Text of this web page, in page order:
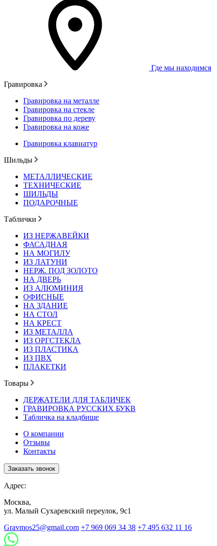
Где мы находимся
Гравировка
Гравировка на металле
Гравировка на стекле
Гравировка по дереву
Гравировка на коже
Гравировка клавиатур
Шильды
МЕТАЛЛИЧЕСКИЕ
ТЕХНИЧЕСКИЕ
ШИЛЬДЫ
ПОДАРОЧНЫЕ
Таблички
ИЗ НЕРЖАВЕЙКИ
ФАСАДНАЯ
НА МОГИЛУ
ИЗ ЛАТУНИ
НЕРЖ. ПОД ЗОЛОТО
НА ДВЕРЬ
ИЗ АЛЮМИНИЯ
ОФИСНЫЕ
НА ЗДАНИЕ
НА СТОЛ
НА КРЕСТ
ИЗ МЕТАЛЛА
ИЗ ОРГСТЕКЛА
ИЗ ПЛАСТИКА
ИЗ ПВХ
ПЛАКЕТКИ
Товары
ДЕРЖАТЕЛИ ДЛЯ ТАБЛИЧЕК
ГРАВИРОВКА РУССКИХ БУКВ
Табличка на кладбище
О компании
Отзывы
Контакты
Заказать звонок
Адрес:
Москва,
ул. Малый Сухаревский переулок, 9с1
Gravmos25@gmail.com +7 969 069 34 38 +7 495 632 11 16